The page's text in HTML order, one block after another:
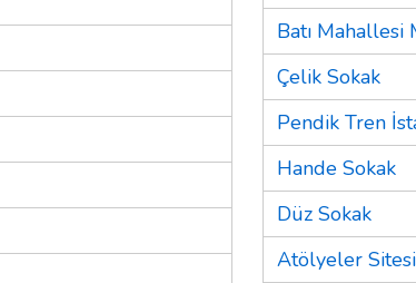
Batı Mahallesi
Çelik Sokak
Pendik Tren
Hande Sokak
Düz Sokak
Atölyeler Sitesi